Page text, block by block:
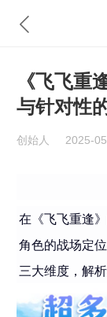
《飞飞重
与针对性
创始人 2025-
在《飞飞重逢
角色的战场定
三大维度，解